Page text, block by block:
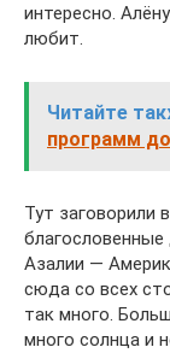
интересно.
любит.
Читайте
программ
Тут заговорили
Азалии —
сюда со всех
так много.
много солнца и